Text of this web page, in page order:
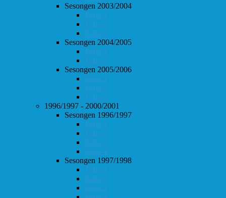
Sesongen 2003/2004
Follo 1
Follo 2
Follo 3
Sesongen 2004/2005
Follo 1
Follo 2
Sesongen 2005/2006
Follo 1
Follo 2
Follo 3
1996/1997 - 2000/2001
Sesongen 1996/1997
Follo 1
Follo 2
Follo 3
Follo 4
Sesongen 1997/1998
Follo 1
Follo 2
Follo 3